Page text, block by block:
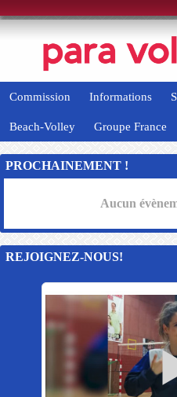
Commission Informations
Beach-Volley Groupe France
PROCHAINEMENT !
Aucun
REJOIGNEZ-NOUS!